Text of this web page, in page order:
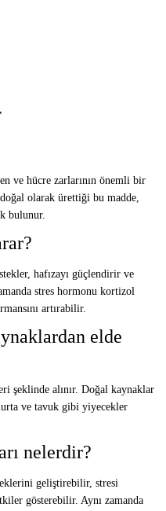
ve hücre zarlarının önemli bir
olarak ürettiği bu madde,
bulunur.
hafızayı güçlendirir ve
stres hormonu kortizol
artırabilir.
elde
şeklinde alınır. Doğal kaynaklar
ve tavuk gibi yiyecekler
nelerdir?
geliştirebilir, stresi
gösterebilir. Aynı zamanda